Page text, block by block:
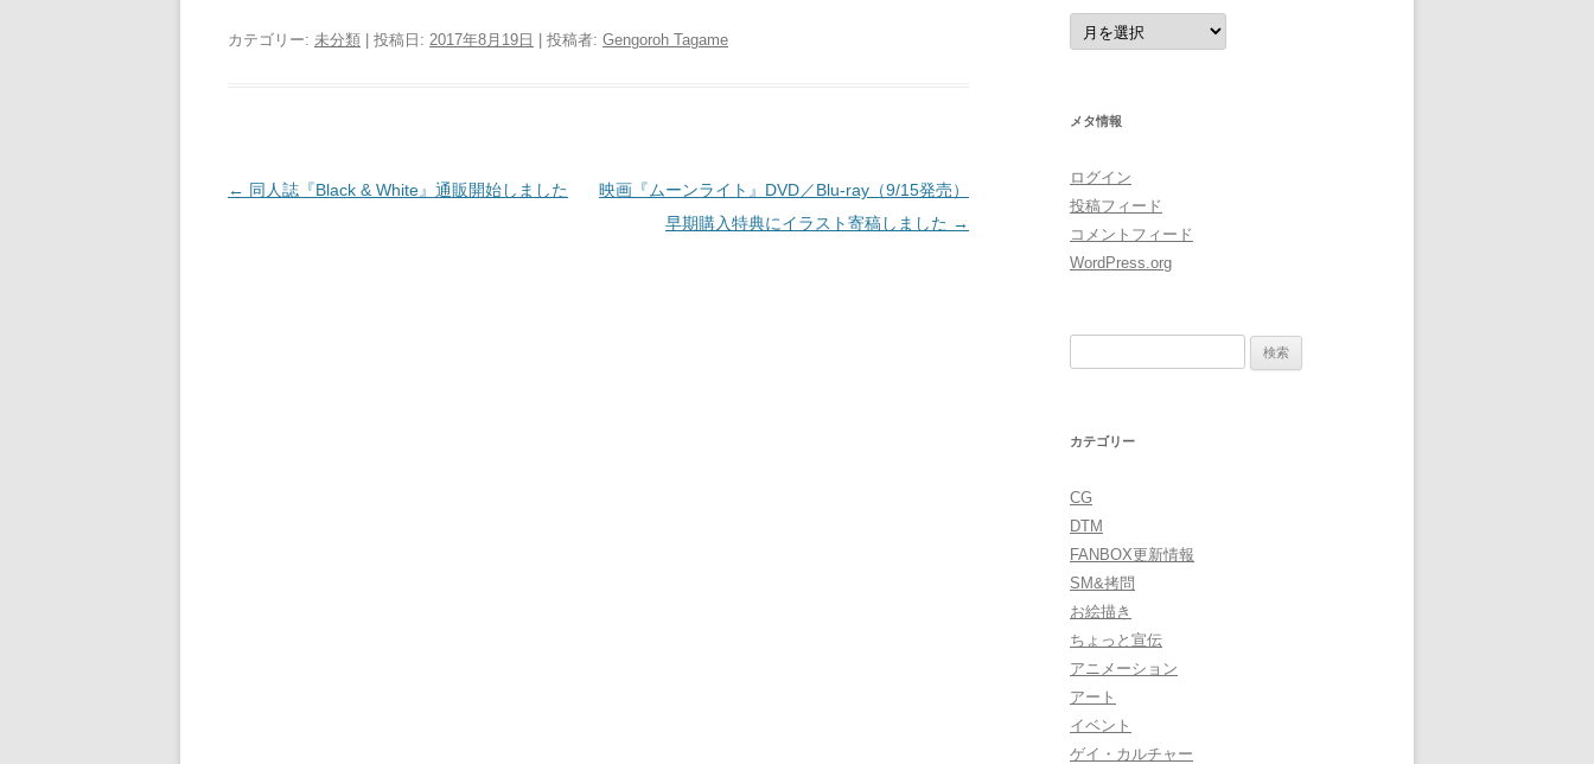
c
o
e
e
e
ail p
k
カテゴリー: 未分類 | 投稿日: 2017年8月19日 投稿者: Gengoroh Tagame
投
← 同人誌『Black & White』通販開始しました
映画『ムーンライト』DVD／Blu-ray（9/15発売）
早期購入特典にイラスト寄稿しました →
ア
ー
カ
メタ情報
ログイン
投稿フィード
コメントフィード
WordPress.org
カテゴリー
CG
DTM
FANBOX更新情報
SM&拷問
お絵描き
ちょっと宣伝
アニメーション
アート
イベント
ゲイ・カルチャー